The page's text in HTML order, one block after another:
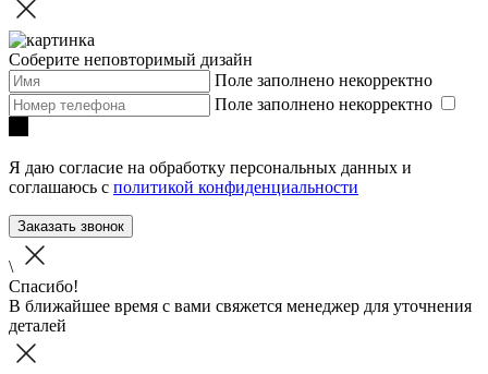
Соберите неповторимый дизайн
Поле заполнено некорректно
Поле заполнено некорректно
Я даю согласие на обработку персональных данных и
соглашаюсь с политикой конфиденциальности
Заказать звонок
\
Спасибо!
В ближайшее время с вами свяжется менеджер для уточнения
деталей